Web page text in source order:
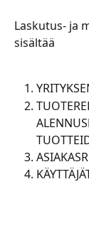
Laskutus- ja
sisältää